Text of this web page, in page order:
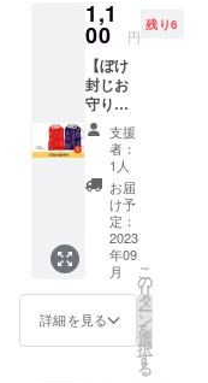
につけ
てくだ
さい。
※送料込
みのお
値段で
す。
1,1
00 円
残り6
【ぼけ
封じお
守り】
霊泉大
社の、
ぼけ封
じのお
守りで
す。 最
期まで
忘れな
いでほ
しい、
忘れた
くな
い、と
支援
者：
1人
お届
け予
定：
2023
年09
月
詳細を見る
こ
の
リ
タ
ー
ン
を
選
択
す
る